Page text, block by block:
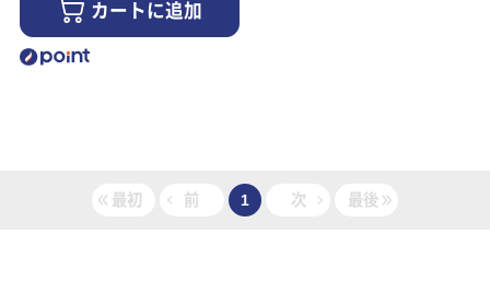
カートに追加
最初 前 1 次 最後